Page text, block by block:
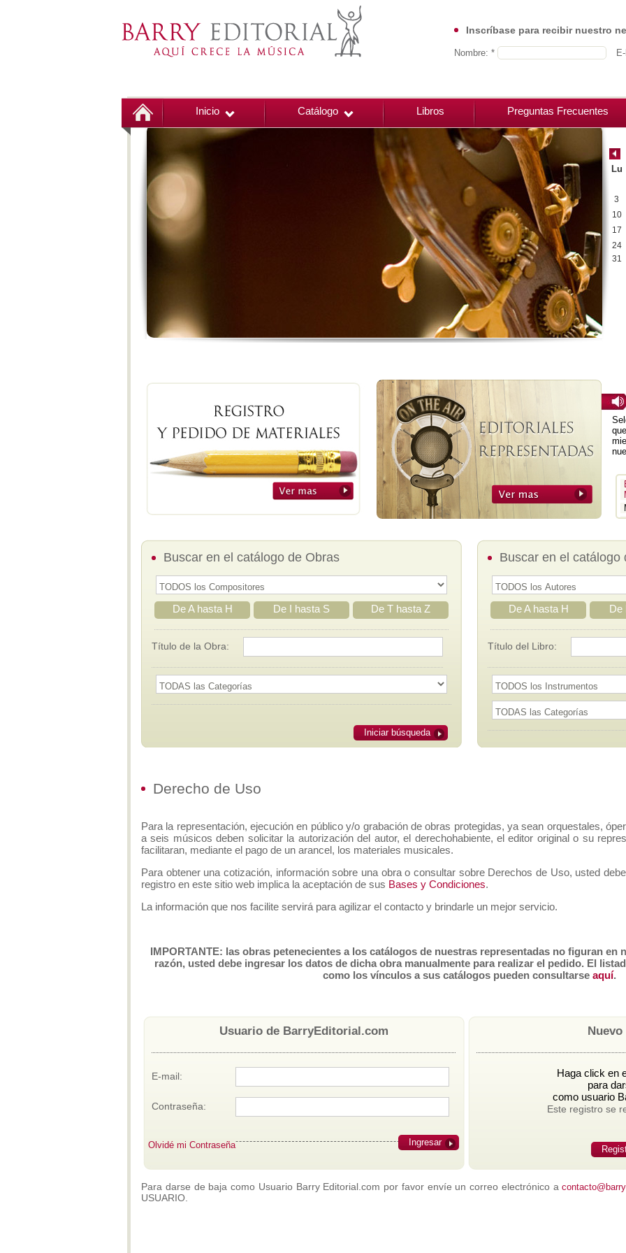
Inscríbase para recibir nuestro
Nombre: *
Inicio Catálogo Libros Preguntas Frecuentes
00:00
Lu
3
10
17
24
31
Buscar en el catálogo de Obras
De A hasta H De I hasta S De T hasta Z
Título de la Obra:
Iniciar búsqueda
Buscar en el catálogo
De A hasta H De
Título del Libro:
Derecho de Uso
Para la representación, ejecución en público y/o grabación de obras protegidas, ya sean orquestales,
a seis músicos deben solicitar la autorización del autor, el derechohabiente, el editor original o su
facilitaran, mediante el pago de un arancel, los materiales musicales.
Para obtener una cotización, información sobre una obra o consultar sobre Derechos de Uso, usted
registro en este sitio web implica la aceptación de sus Bases y Condiciones.
La información que nos facilite servirá para agilizar el contacto y brindarle un mejor servicio.
IMPORTANTE: las obras petenecientes a los catálogos de nuestras representadas no figuran en
razón, usted debe ingresar los datos de dicha obra manualmente para realizar el pedido. El
como los vínculos a sus catálogos pueden consultarse aquí.
Usuario de BarryEditorial.com
E-mail:
Contraseña:
Ingresar
Olvidé mi Contraseña
Haga click en
para
como usuario
Este registro se
Para darse de baja como Usuario Barry Editorial.com por favor envíe un correo electrónico a
USUARIO.